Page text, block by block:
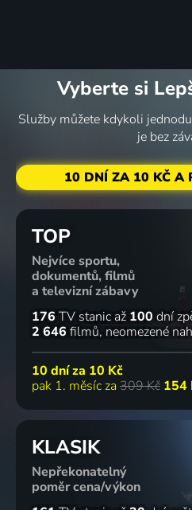
Vyberte si
Služby můžete kdykoli
je bez
10 DNÍ ZA 10 KČ A
TOP
Nejvíce sportu,
dokumentů, filmů
a televizní zábavy
176 TV stanic až 100 dní
2 646 filmů neomezené
10 dní za 10 Kč
pak 1. měsíc za 309 Kč 154
KLASIK
Nepřekonatelný
poměr cena/výkon